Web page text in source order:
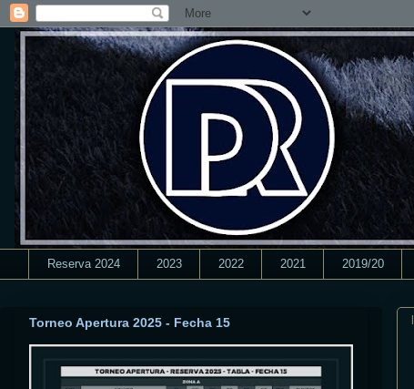
Reserva 2024 2023 2022 2021 2019/20
Torneo Apertura 2025 - Fecha 15